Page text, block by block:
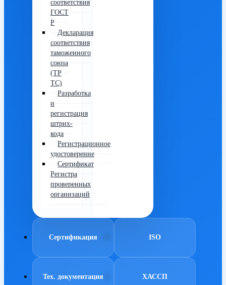
соответствия
ГОСТ
Р
Декларация
соответствия
таможенного
союза
(ТР
ТС)
Разработка
и
регистрация
штрих-
кода
Регистрационное
удостоверение
Сертификат
Регистра
проверенных
организаций
Сертификация ISO
Тех. документация ХАССП